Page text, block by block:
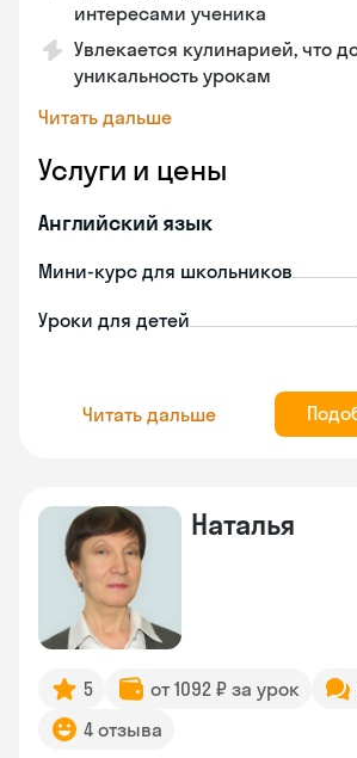
интересами ученика
Увлекается кулинарией, что
уникальность урокам
Читать дальше
Услуги и цены
Английский язык
Мини-курс для школьников
Уроки для детей
Читать дальше
Наталья
5 от 1092 ₽ за урок
4 отзыва